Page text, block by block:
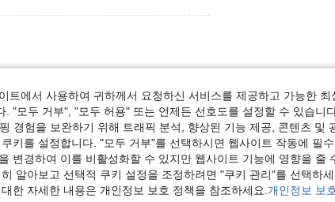
트에서 사용하여 귀하께서 요청하신 서비스를 제공하고 가능한 최
. "모두 거부", "모두 허용" 또는 언제든 선호도를 설정할 수 있습니
경험을 보완하기 위해 트래픽 분석, 향상된 기능 제공, 콘텐츠 및
키를 설정합니다. "모두 거부"를 선택하시면 웹사이트 작동에 필
변경하여 이를 비활성화할 수 있지만 웹사이트 기능에 영향을 줄
알아보고 선택적 쿠키 설정을 조정하려면 "쿠키 관리"를 선택하
한 자세한 내용은 개인정보 보호 정책을 참조하세요. 개인정보 보